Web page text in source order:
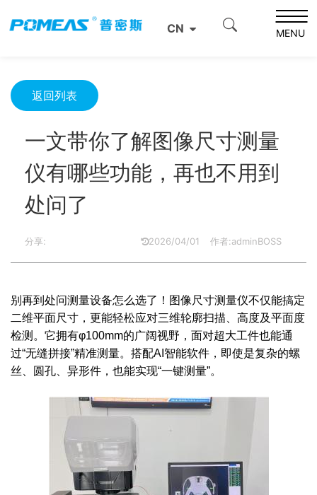
CN MENU
一文带你了解图像尺寸测量仪有哪些功能，再也不用到处问
返回列表
一文带你了解图像尺寸测量
仪有哪些功能，再也不用到
处问了
分享: 2026/04/01 作者:adminBOSS
别再到处问测量设备怎么选了！图像尺寸测量仪不仅能搞定
二维平面尺寸，更能轻松应对三维轮廓扫描、高度及平面度
检测。它拥有φ100mm的广阔视野，面对超大工件也能通
过“无缝拼接”精准测量。搭配AI智能软件，即使是复杂的螺
丝、圆孔、异形件，也能实现“一键测量”。